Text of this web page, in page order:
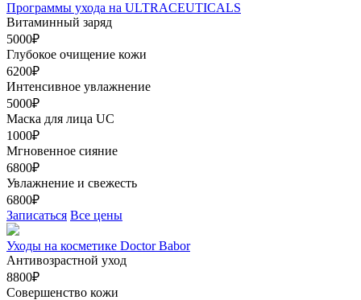
Программы ухода на ULTRACEUTICALS
Витаминный заряд
5000₽
Глубокое очищение кожи
6200₽
Интенсивное увлажнение
5000₽
Маска для лица UC
1000₽
Мгновенное сияние
6800₽
Увлажнение и свежесть
6800₽
Записаться Все цены
Уходы на косметике Doctor Babor
Антивозрастной уход
8800₽
Совершенство кожи